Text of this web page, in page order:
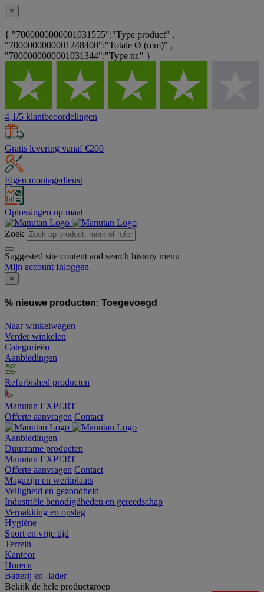
×
{ "7000000000001031555":"Type product" ,
"7000000000001248400":"Totale Ø (mm)" ,
"7000000000001031344":"Type nr." }
4,1/5 klantbeoordelingen
Gratis levering vanaf €200
Eigen montagedienst
Oplossingen op maat
Zoek
Suggested site content and search history menu
Mijn account Inloggen
×
% nieuwe producten: Toegevoegd
Naar winkelwagen
Verder winkelen
Categorieën
Aanbiedingen
Refurbished producten
Manutan EXPERT
Offerte aanvragen Contact
Aanbiedingen
Duurzame producten
Manutan EXPERT
Offerte aanvragen Contact
Magazijn en werkplaats
Veiligheid en gezondheid
Industriële benodigdheden en gereedschap
Verpakking en opslag
Hygiëne
Sport en vrije tijd
Terrein
Kantoor
Horeca
Batterij en -lader
Bekijk de hele productgroep